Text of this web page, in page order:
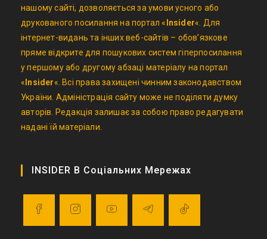
нашому сайті, дозволяється за умови усного або
друкованого посилання на портал « Insider«. Для
інтернет-видань та інших веб-сайтів – обов’язкове
пряме відкрите для пошукових систем гіперпосилання
у першому або другому абзаці матеріалу на портал
« Insider«. Всі права захищені чинним законодавством
України. Адміністрація сайту може не поділяти думку
авторів. Редакція залишає за собою право редагувати
надані їй матеріали.
INSIDER В Соціальних Мережах